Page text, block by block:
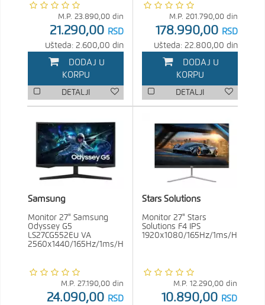
M.P. 23.890,00 din
21.290,00 RSD
Ušteda: 2.600,00 din
DODAJ U
KORPU
DETALJI
M.P. 201.790,00 din
178.990,00 RSD
Ušteda: 22.800,00 din
DODAJ U
KORPU
DETALJI
Samsung
Monitor 27" Samsung
Odyssey G5
LS27CG552EU VA
2560x1440/165Hz/1ms/HDMI/DP
M.P. 27.190,00 din
24.090,00 RSD
Stars Solutions
Monitor 27" Stars
Solutions F4 IPS
1920x1080/165Hz/1ms/HDMI/
M.P. 12.290,00 din
10.890,00 RSD